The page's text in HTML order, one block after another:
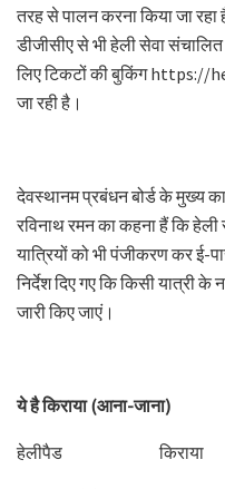
तरह से पालन करना किया जा रहा
डीजीसीए से भी हेली सेवा
लिए टिकटों की बुकिंग https://
जा रही है।
देवस्थानम प्रबंधन बोर्ड के मुख्य
रविनाथ रमन का कहना हैं कि
यात्रियों को भी पंजीकरण कर ई-
निर्देश दिए गए कि किसी यात्री
जारी किए जाएं।
ये है किराया (आना-जाना)
हेलीपैड किराया